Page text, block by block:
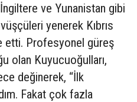
ve Yunanistan gibi
yenerek Kıbrıs
etti. Profesyonel güreş
olan Kuyucuoğulları,
değinerek, “İlk
Fakat çok fazla